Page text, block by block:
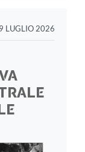
LUGLIO 2026